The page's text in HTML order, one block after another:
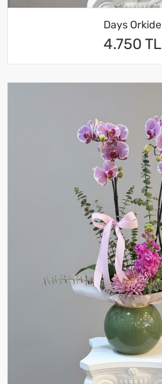
Days Orkide
4.750 TL